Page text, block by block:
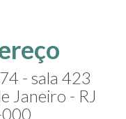
- sala 423
Janeiro - RJ